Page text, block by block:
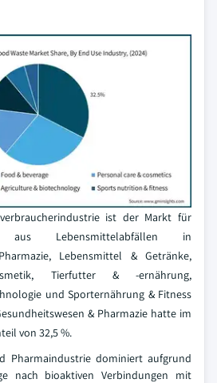
ist der Markt für
aus Lebensmittelabfällen in
Lebensmittel & Getränke,
Tierfutter & -ernährung,
und Sporternährung & Fitness
& Pharmazie hatte im
von 32,5 %.
Pharmaindustrie dominiert aufgrund
nach bioaktiven Verbindungen mit